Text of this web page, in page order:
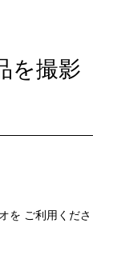
を撮影
を ご利用くださ